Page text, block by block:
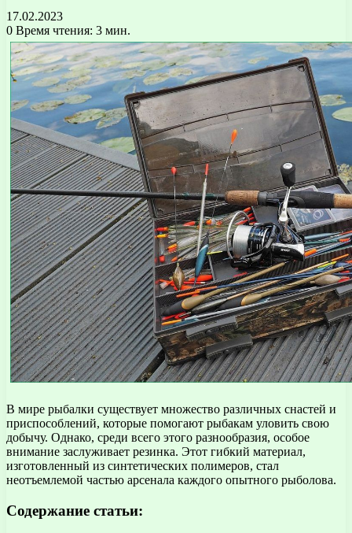
17.02.2023
0 Время чтения: 3 мин.
В мире рыбалки существует множество различных снастей и
приспособлений, которые помогают рыбакам уловить свою
добычу. Однако, среди всего этого разнообразия, особое
внимание заслуживает резинка. Этот гибкий материал,
изготовленный из синтетических полимеров, стал
неотъемлемой частью арсенала каждого опытного рыболова.
Содержание статьи: